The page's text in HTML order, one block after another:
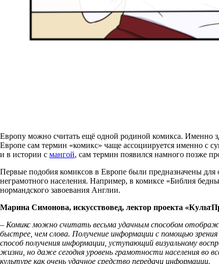
Европу можно считать ещё одной родиной комикса. Именно
Европе сам термин «комикс» чаще ассоциируется именно с
и в истории с мангой, сам термин появился намного позже
Первые подобия комиксов в Европе были предназначены для
неграмотного населения. Например, в комиксе «Библия
нормандского завоевания Англии.
Марина Симонова, искусствовед, лектор проекта
– Комикс можно считать весьма удачным способом
быстрее, чем слова. Получение информации с помощью
способ получения информации, уступающий визуальному
жизни, но даже сегодня уровень грамотности населения
культуре как очень удачное средство передачи информации.